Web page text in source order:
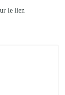
des Mères
? Notre
de fleurs
idéal, offrir des